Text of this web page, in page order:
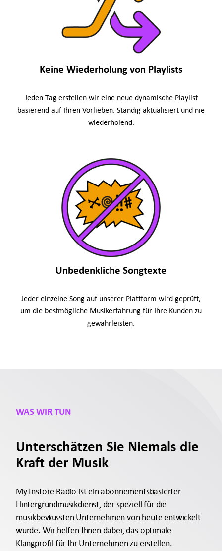
Keine Wiederholung von Playlists
Jeden Tag erstellen wir eine neue dynamische Playlist
basierend auf Ihren Vorlieben. Ständig aktualisiert und nie
wiederholend.
Unbedenkliche Songtexte
Jeder einzelne Song auf unserer Plattform wird geprüft,
um die bestmögliche Musikerfahrung für Ihre Kunden zu
gewährleisten.
WAS WIR TUN
Unterschätzen Sie Niemals die
Kraft der Musik
My Instore Radio ist ein abonnementsbasierter
Hintergrundmusikdienst, der speziell für die
musikbewussten Unternehmen von heute entwickelt
wurde. Wir helfen Ihnen dabei, das optimale
Klangprofil für Ihr Unternehmen zu erstellen.